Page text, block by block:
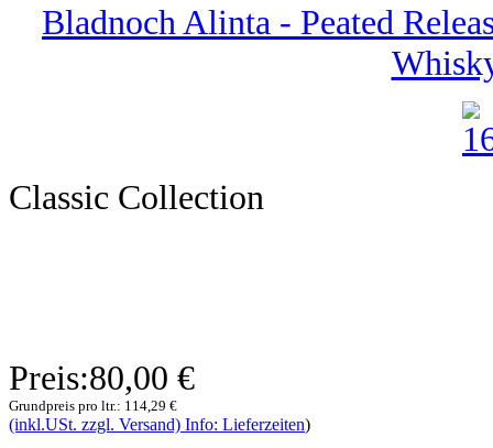
Bladnoch Alinta - Peated
Classic Collection
Preis:80,00 €
Grundpreis pro ltr.: 114,29 €
(inkl.USt. zzgl. Versand) Info: Lieferzeiten)